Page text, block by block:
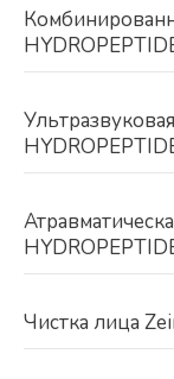
Чистка лица